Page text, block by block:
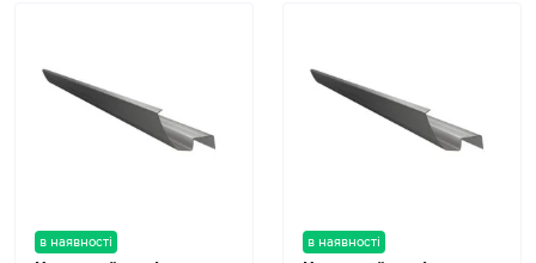
в наявності в наявності